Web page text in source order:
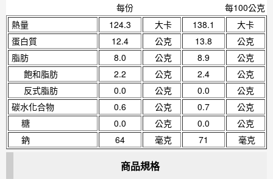
每份
每100公克
熱量
124.3 大卡 138.1
大卡
蛋白質
12.4 公克 13.8
公克
脂肪
8.0 公克 8.9
公克
飽和脂肪
2.2 公克 2.4
公克
反式脂肪
0.0 公克 0.0
公克
碳水化合物
0.6 公克 0.7
公克
糖
0.0 公克 0.0
公克
鈉
64 毫克 71 毫克
商品規格